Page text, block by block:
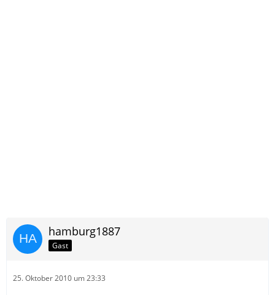
hamburg1887
Gast
25. Oktober 2010 um 23:33